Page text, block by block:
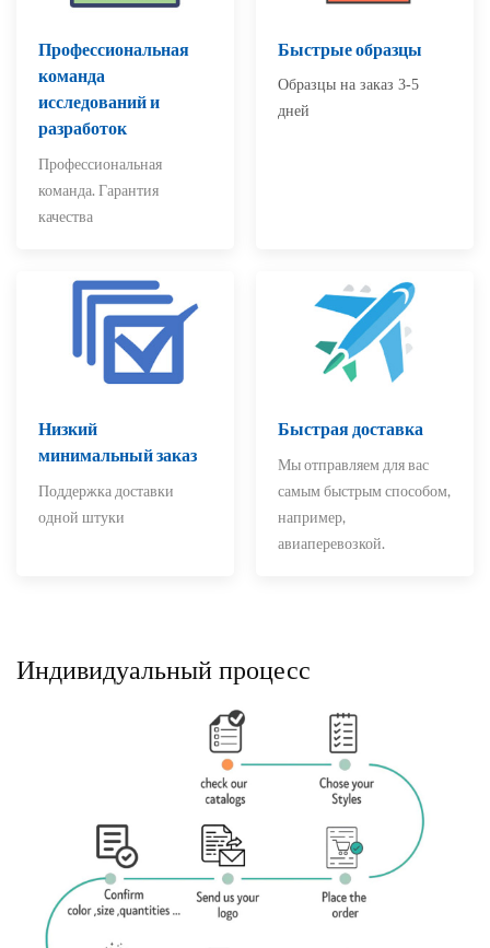
Профессиональная
команда
исследований и
разработок
Профессиональная
команда. Гарантия
качества
Быстрые образцы
Образцы на заказ 3-5
дней
Низкий
минимальный заказ
Поддержка доставки
одной штуки
Быстрая доставка
Мы отправляем для вас
самым быстрым способом,
например,
авиаперевозкой.
Индивидуальный процесс